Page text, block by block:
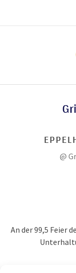
@
An der 99,5 Feier